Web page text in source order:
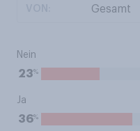
Nein
23%
Ja
36%